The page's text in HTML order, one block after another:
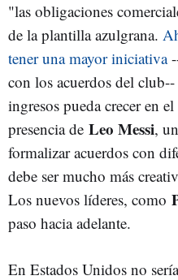
"las obligaciones
de la plantilla azulgrana.
tener una mayor iniciativa
con los acuerdos del
ingresos pueda crecer en
presencia de Leo Messi,
formalizar acuerdos con
debe ser mucho más
Los nuevos líderes, como
paso hacia adelante.
En Estados Unidos no